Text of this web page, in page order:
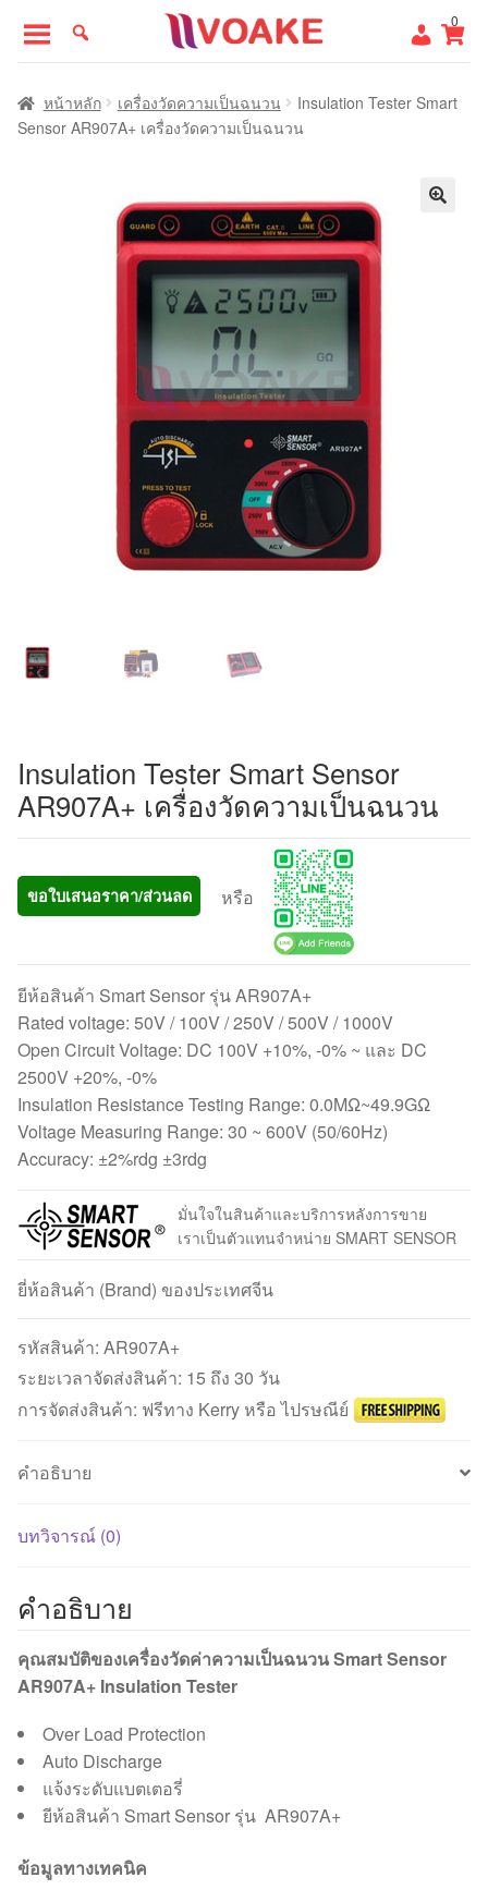
to
navigation
to
content
0
หน้าแรก
หน้าหลัก เครื่องวัดความเป็นฉนวน
Insulation Tester Smart
Sensor AR907A+ เครื่องวัดความเป็นฉนวน
Insulation Tester Smart Sensor
AR907A+ เครื่องวัดความเป็นฉนวน
ขอใบเสนอราคา/ส่วนลด หรือ
ยีห้อสินค้า Smart Sensor รุ่น AR907A+
Rated voltage: 50V / 100V / 250V / 500V / 1000V
Open Circuit Voltage: DC 100V +10%, -0% ~ และ DC
2500V +20%, -0%
Insulation Resistance Testing Range: 0.0MΩ~49.9GΩ
Voltage Measuring Range: 30 ~ 600V (50/60Hz)
Accuracy: ±2%rdg ±3rdg
มั่นใจในสินค้าและบริการหลังการขาย
เราเป็นตัวแทนจำหน่าย SMART SENSOR
ยี่ห้อสินค้า (Brand) ของประเทศจีน
รหัสสินค้า: AR907A+
ระยะเวลาจัดส่งสินค้า: 15 ถึง 30 วัน
การจัดส่งสินค้า: ฟรีทาง Kerry หรือ ไปรษณีย์
คำอธิบาย
บทวิจารณ์ (0)
คำอธิบาย
คุณสมบัติของเครื่องวัดค่าความเป็นฉนวน Smart Sensor
AR907A+ Insulation Tester
Over Load Protection
Auto Discharge
แจ้งระดับแบตเตอรี่
ยีห้อสินค้า Smart Sensor รุ่น AR907A+
ข้อมูลทางเทคนิค